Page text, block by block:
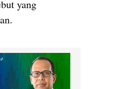
yang